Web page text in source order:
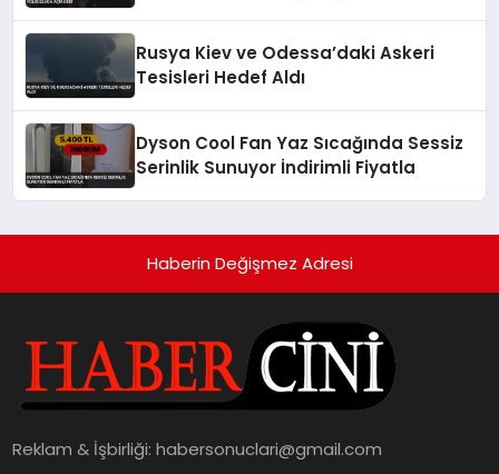
Rusya Kiev ve Odessa’daki Askeri
Tesisleri Hedef Aldı
Dyson Cool Fan Yaz Sıcağında Sessiz
Serinlik Sunuyor İndirimli Fiyatla
Haberin Değişmez Adresi
Reklam & İşbirliği:habersonuclari@gmail.com